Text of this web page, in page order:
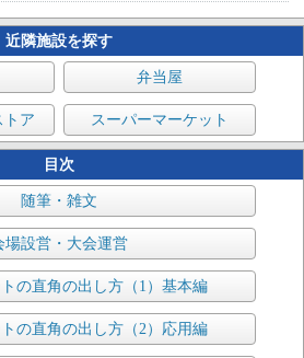
近隣施設を探す
弁当屋
トア スーパーマーケット
目次
随筆・雑文
場設営・大会運営
の直角の出し方（1）基本編
の直角の出し方（2）応用編